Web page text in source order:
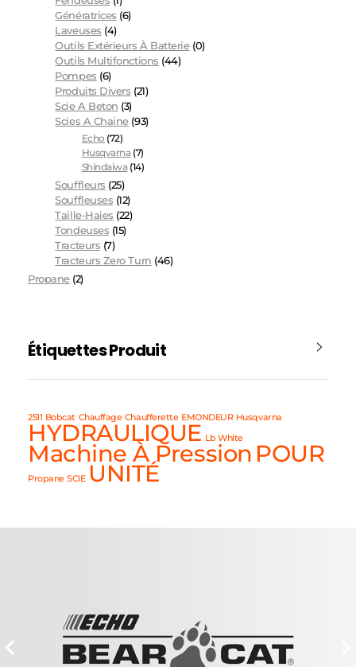
Génératrices (6)
Laveuses (4)
Outils Extérieurs À Batterie (0)
Outils Multifonctions (44)
Pompes (6)
Produits Divers (21)
Scie A Beton (3)
Scies A Chaine (93)
Echo (72)
Husqvarna (7)
Shindaiwa (14)
Souffleurs (25)
Souffleuses (12)
Taille-Haies (22)
Tondeuses (15)
Tracteurs (7)
Tracteurs Zero Turn (46)
Propane (2)
Étiquettes Produit
2511 Bobcat Chauffage Chaufferette EMONDEUR Husqvarna
HYDRAULIQUE Lb White
Machine À Pression POUR
Propane SCIE UNITÉ